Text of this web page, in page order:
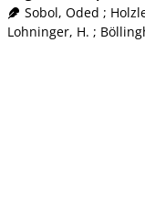
Sobol, Oded ;
Lohninger, H. ;